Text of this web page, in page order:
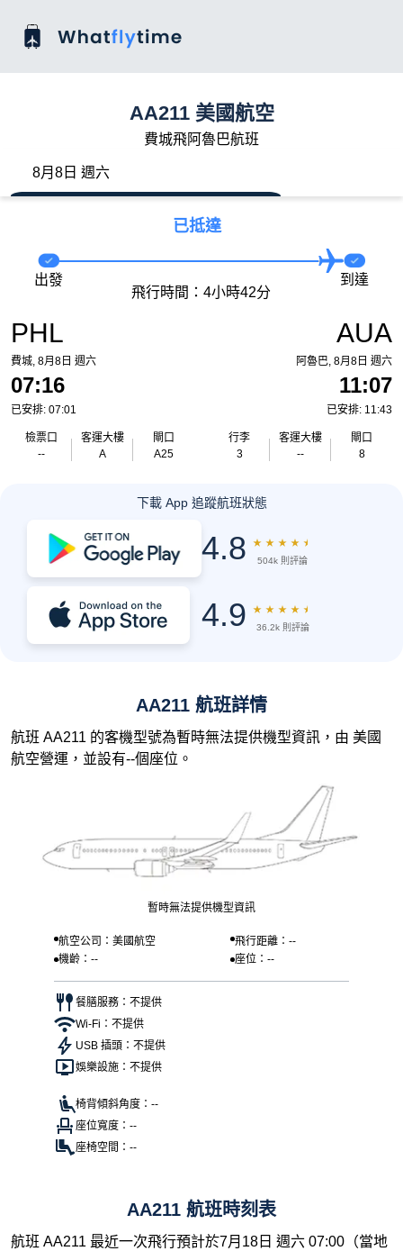
AA211 美國航空
費城飛阿魯巴航班
8月8日 週六
已抵達
PHL
費城, 8月8日 週六
07:16
已安排: 07:01
檢票口
--
客運大樓
A
閘口
A25
出發
飛行時間：4小時42分
到達
AUA
阿魯巴, 8月8日 週六
11:07
已安排: 11:43
行李
3
客運大樓
--
閘口
8
下載 App 追蹤航班狀態
4.8 ★ ★ ★ ★ ★
504k 則評論
4.9 ★ ★ ★ ★ ★
36.2k 則評論
AA211 航班詳情
航班 AA211 的客機型號為暫時無法提供機型資訊，由 美國
航空營運，並設有--個座位。
暫時無法提供機型資訊
航空公司：美國航空
飛行距離：--
機齡：--
座位：--
餐膳服務：不提供
Wi-Fi：不提供
USB 插頭：不提供
娛樂設施：不提供
椅背傾斜角度：--
座位寬度：--
座椅空間：--
AA211 航班時刻表
航班 AA211 最近一次飛行預計於7月18日 週六 07:00（當地